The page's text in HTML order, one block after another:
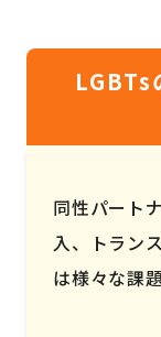
LGBTs
同性パート
入、トラン
は様々な課